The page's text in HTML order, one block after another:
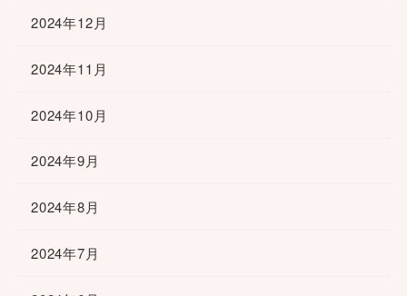
2024年12月
2024年11月
2024年10月
2024年9月
2024年8月
2024年7月